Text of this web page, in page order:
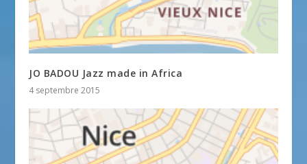
JO BADOU Jazz made in Africa
4 septembre 2015